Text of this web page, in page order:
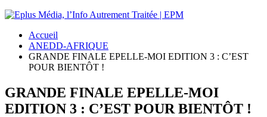
Accueil
ANEDD-AFRIQUE
GRANDE FINALE EPELLE-MOI EDITION 3 : C’EST
POUR BIENTÔT !
GRANDE FINALE EPELLE-MOI
EDITION 3 : C’EST POUR BIENTÔT !